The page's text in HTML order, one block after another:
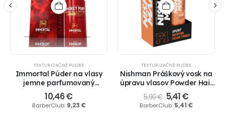
TEXTURIZAČNÉ PUDRE
Immortal Púder na vlasy
jemne parfumovaný
Smokey Puff Fine
Fragranced, 20gr.
10,46€
BarberClub: 9,23 €
TEXTURIZAČNÉ PUDRE
Nishman Práškový vosk na
úpravu vlasov Powder Hair
Styling Wax P1 Sport 20 g
5,90€ 5,41€
BarberClub: 5,41 €